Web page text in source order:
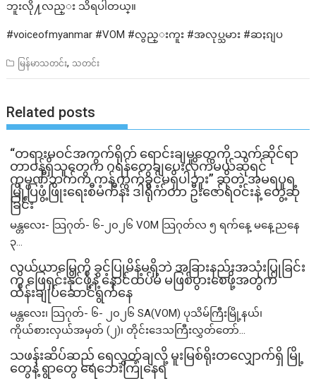
ဘူးလို႔လည္း သိရပါတယ္။
#voiceofmyanmar #VOM #လွည္းကူး #အလုပ္သမား #ဆႏၵျပ
မြန်မာသတင်း, သတင်း
Related posts
“တရားမဝင်အကွက်ရိုက် ရောင်းချမှုတွေကို သက်ဆိုင်ရာ
တာဝန်ရှိသူတွေက ဂရန်တွေချပေးလိုက်မယ်ဆိုရင်
ကုမ္ပဏီဘက်က ကန့်ကွက်ခွင့်မရှိပါဘူး” ဆိုတဲ့ အမရပူရ
မြို့ပြဖွံ့ဖြိုးရေးစီမံကိန်း ဒါရိုက်တာ ဦးဇော်ရဲဝင်းနဲ့ တွေ့ဆုံ
ခြင်း
မန္တလေး- သြဂုတ်- ၆-၂၀၂၆ VOM သြဂုတ်လ ၅ ရက်နေ့ မနေ့ညနေ
၃...
လယ်ယာမြေကို ခွင့်ပြုမိန့်မရှိဘဲ အခြားနည်းအသုံးပြုခြင်း
ကို ဖြေရှင်းနိုင်ဖို့နဲ့ နောင်ထပ်မံ မဖြစ်ပွားစေဖို့အတွက်
ထိန်းချုပ်ဆောင်ရွက်နေ
မန္တလေး၊ သြဂုတ်- ၆- ၂၀၂၆ SA(VOM) ပုသိမ်ကြီးမြို့နယ်၊
ကိုယ်စားလှယ်အမှတ် (၂)၊ တိုင်းဒေသကြီးလွှတ်တော်...
သဖန်းဆိပ်ဆည် ရေလွှတ်ချလို့ မူးမြစ်ရိုးတလျှောက်ရှိ မြို့
တွေနဲ့ ရွာတွေ ရေဘေးကြုံနေရ